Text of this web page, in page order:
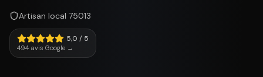
Artisan local 75013
5,0 / 5
494 avis Google →